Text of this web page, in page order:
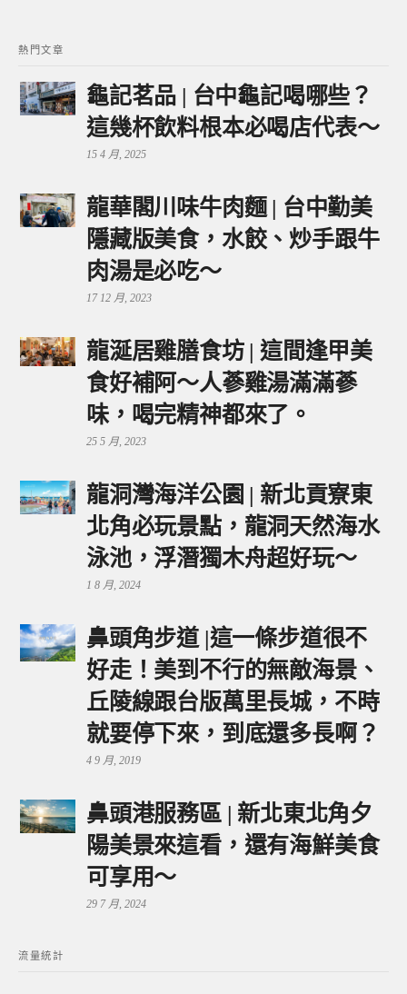
熱門文章
龜記茗品 | 台中龜記喝哪些？
這幾杯飲料根本必喝店代表～
15 4 月, 2025
龍華閣川味牛肉麵 | 台中勤美
隱藏版美食，水餃、炒手跟牛
肉湯是必吃～
17 12 月, 2023
龍涎居雞膳食坊 | 這間逢甲美
食好補阿～人蔘雞湯滿滿蔘
味，喝完精神都來了。
25 5 月, 2023
龍洞灣海洋公園 | 新北貢寮東
北角必玩景點，龍洞天然海水
泳池，浮潛獨木舟超好玩～
1 8 月, 2024
鼻頭角步道 |這一條步道很不
好走！美到不行的無敵海景、
丘陵線跟台版萬里長城，不時
就要停下來，到底還多長啊？
4 9 月, 2019
鼻頭港服務區 | 新北東北角夕
陽美景來這看，還有海鮮美食
可享用～
29 7 月, 2024
流量統計